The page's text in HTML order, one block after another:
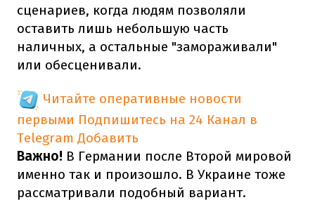
сценариев, когда людям позволяли
оставить лишь небольшую часть
наличных, а остальные "замораживали"
или обесценивали.
Читайте оперативные новости
первыми Подпишитесь на 24 Канал в
Telegram Добавить
Важно! В Германии после Второй мировой
именно так и произошло. В Украине тоже
рассматривали подобный вариант.